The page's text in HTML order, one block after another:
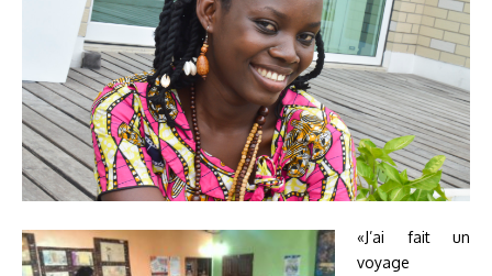
«J’ai fait un
voyage